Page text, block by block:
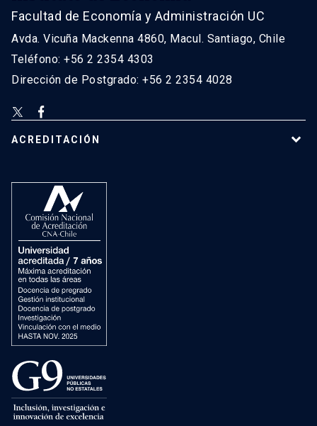
Facultad de Economía y Administración UC
Avda. Vicuña Mackenna 4860, Macul. Santiago, Chile
Teléfono: +56 2 2354 4303
Dirección de Postgrado: +56 2 2354 4028
ACREDITACIÓN